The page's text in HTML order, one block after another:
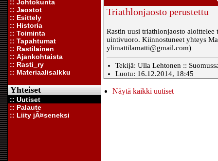
:: Johtokunta
:: Jaostot
:: Esittely
:: Historia
:: Toiminta
:: Tapahtumat
:: Rastilainen
:: Ajankohtaista
:: Rasti_ry
:: Materiaalisalkku
Yhteiset
:: Uutiset
:: Palaute
:: Liity jÃ¤seneksi
Triathlonjaosto perustettu
Rastin uusi triathlonjaosto
uintivuoro. Kiinnostuneet yhteys
ylimattilamatti@gmail.com)
Tekijä: Ulla Lehtonen ::
Luotu: 16.12.2014, 18:45
Näytä kaikki uutiset